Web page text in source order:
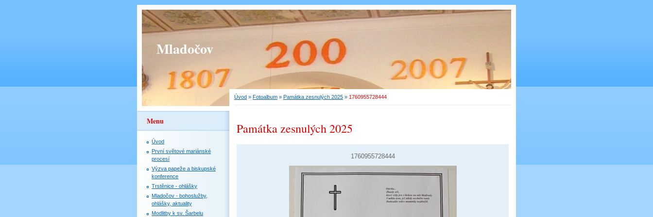
Mladočov
Úvod » Fotoalbum » Památka zesnulých 2025 » 1760955728444
Památka zesnulých 2025
1760955728444
Menu
Úvod
První světové mariánské
procesí
Výzva papeže a biskupské
konference
Trstěnice - ohlášky
Mladočov - bohoslužby,
ohlášky, aktuality
Modlitby k sv. Šarbelu